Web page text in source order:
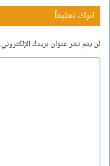
اترك تعليقاً
لن يتم نشر عنوان بريدك الإلكتروني.